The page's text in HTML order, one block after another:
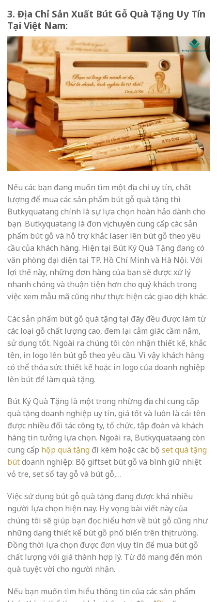
3. Địa Chỉ Sản Xuất Bút Gỗ Quà Tặng Uy Tín
Tại Việt Nam:
Nếu các bạn đang muốn tìm một địa chỉ uy tín, chất
lượng để mua các sản phẩm bút gỗ quà tặng thì
Butkyquatang chính là sự lựa chọn hoàn hảo dành cho
bạn. Butkyquatang là đơn vị chuyên cung cấp các sản
phẩm bút gỗ và hỗ trợ khắc laser lên bút gỗ theo yêu
cầu của khách hàng. Hiện tại Bút Ký Quà Tặng đang có
văn phòng đại diện tại TP. Hồ Chí Minh và Hà Nội. Với
lợi thế này, những đơn hàng của bạn sẽ được xử lý
nhanh chóng và thuận tiện hơn cho quý khách trong
việc xem mẫu mã cũng như thực hiện các giao dịch khác.
Các sản phẩm bút gỗ quà tặng tại đây đều được làm từ
các loại gỗ chất lượng cao, đem lại cảm giác cầm nắm,
sử dụng tốt. Ngoài ra chúng tôi còn nhận thiết kế, khắc
tên, in logo lên bút gỗ theo yêu cầu. Vì vậy khách hàng
có thể thỏa sức thiết kế hoặc in logo của doanh nghiệp
lên bút để làm quà tặng.
Bút Ký Quà Tặng là một trong những địa chỉ cung cấp
quà tặng doanh nghiệp uy tín, giá tốt và luôn là cái tên
được nhiều đối tác công ty, tổ chức, tập đoàn và khách
hàng tin tưởng lựa chọn. Ngoài ra, Butkyquataang còn
cung cấp hộp quà tặng đi kèm hoặc các bộ set quà tặng
bútdoanh nghiệp: Bộ giftset bút gỗ và bình giữ nhiệt
vỏ tre, set sổ tay gỗ và bút gỗ,…
Việc sử dụng bút gỗ quà tặng đang được khá nhiều
người lựa chọn hiện nay. Hy vọng bài viết này của
chúng tôi sẽ giúp bạn đọc hiểu hơn về bút gỗ cũng như
những dạng thiết kế bút gỗ phổ biến trên thị trường.
Đồng thời lựa chọn được đơn vị uy tín để mua bút gỗ
chất lượng với giá thành hợp lý. Từ đó mang đến món
quà tuyệt vời cho người nhận.
Nếu bạn muốn tìm hiểu thông tin của các sản phẩm